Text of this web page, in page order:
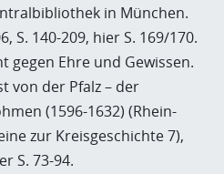
in München.
S. 140-209, hier S. 169/170.
gegen Ehre und Gewissen.
von der Pfalz – der
(1596-1632) (Rhein-
zur Kreisgeschichte 7),
S. 73-94.